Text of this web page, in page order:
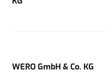
WERO GmbH & Co. KG